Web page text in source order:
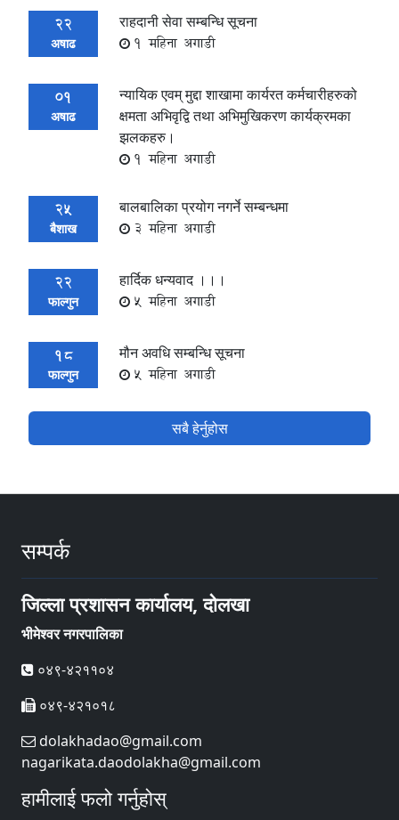
22
अषाढ
राहदानी सेवा सम्बन्धि सूचना
1 महिना अगाडी
01
अषाढ
न्यायिक एवम् मुद्दा शाखामा कार्यरत कर्मचारीहरुको
क्षमता अभिवृद्वि तथा अभिमुखिकरण कार्यक्रमका
झलकहरु।
1 महिना अगाडी
25
बैशाख
बालबालिका प्रयोग नगर्ने सम्बन्धमा
3 महिना अगाडी
22
फाल्गुन
हार्दिक धन्यवाद ।।।
5 महिना अगाडी
18
फाल्गुन
मौन अवधि सम्बन्धि सूचना
5 महिना अगाडी
सबै हेर्नुहोस
सम्पर्क
जिल्ला प्रशासन कार्यालय, दोलखा
भीमेश्वर नगरपालिका
०४९-४२११०४
०४९-४२१०१८
dolakhadao@gmail.com
nagarikata.daodolakha@gmail.com
हामीलाई फलो गर्नुहोस्